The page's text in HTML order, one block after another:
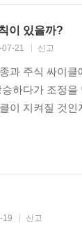
이 있을까?
21 신고
과 주식 싸이
승하다가 조정
이 지켜질 것
19 신고